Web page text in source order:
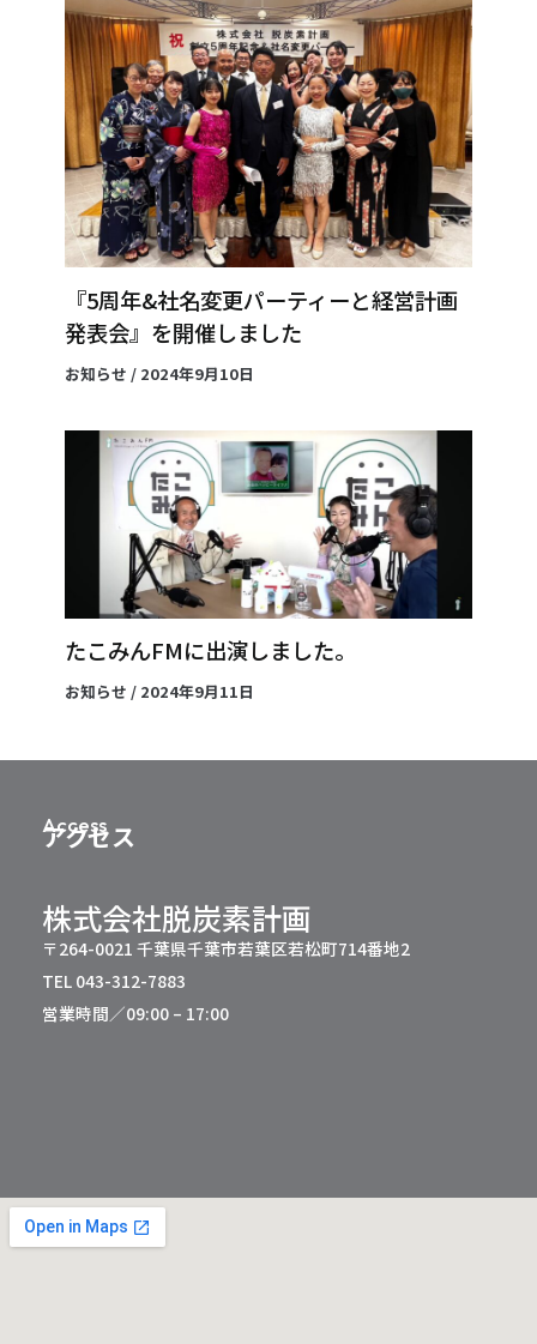
『5周年&社名変更パーティーと経営計画
発表会』を開催しました
お知らせ / 2024年9月10日
たこみんFMに出演しました。
お知らせ / 2024年9月11日
Access
アクセス
株式会社脱炭素計画
〒264-0021 千葉県千葉市若葉区若松町714番地2
TEL 043-312-7883
営業時間／09:00 – 17:00